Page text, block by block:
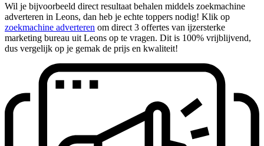
Wil je bijvoorbeeld direct resultaat behalen middels zoekmachine
adverteren in Leons, dan heb je echte toppers nodig! Klik op
zoekmachine adverteren om direct 3 offertes van ijzersterke
marketing bureau uit Leons op te vragen. Dit is 100% vrijblijvend,
dus vergelijk op je gemak de prijs en kwaliteit!